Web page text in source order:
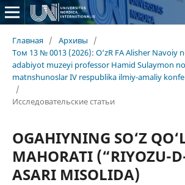
Главная / Архивы
/
Том 13 № 0013 (2026): O‘zR FA Alisher Navoiy
adabiyot muzeyi professor Hamid Sulaymon
matnshunoslar IV respublika ilmiy-amaliy
/
Исследовательские статьи
OGAHIYNING SO‘Z
MAHORATI (“RIYOZU-
ASARI MISOLIDA)